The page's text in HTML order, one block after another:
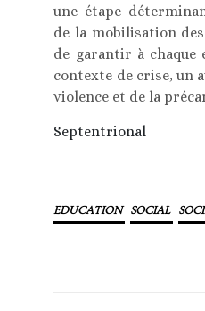
une étape
de la mobilisation
de garantir à chaque
contexte de crise, un
violence et de la
Septentrional
EDUCATION SOCIAL